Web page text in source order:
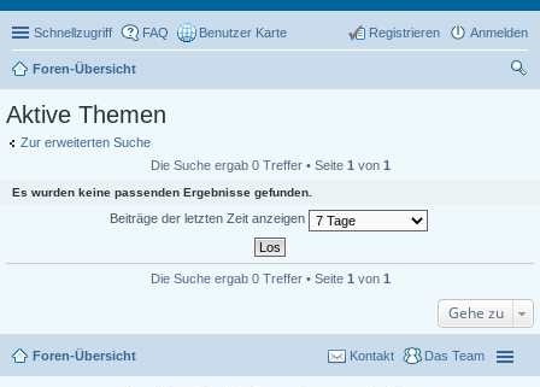
Schnellzugriff FAQ Benutzer Karte Anmelden
Registrieren
Foren-Übersicht
Aktive Themen
Zur erweiterten Suche
Die Suche ergab 0 Treffer • Seite 1 von 1
Es wurden keine passenden Ergebnisse gefunden.
Beiträge der letzten Zeit anzeigen
Die Suche ergab 0 Treffer • Seite 1 von 1
Gehe zu
Foren-Übersicht Das Team
Kontakt